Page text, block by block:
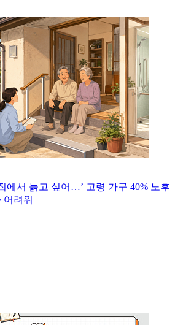
에서 늙고 싶어…’ 고령 가구 40% 노후
어려워